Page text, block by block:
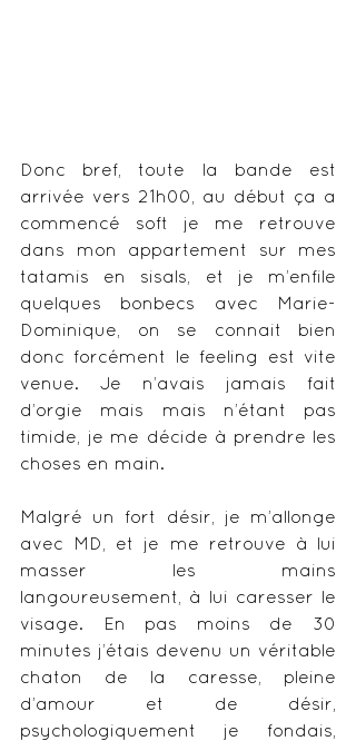
Donc bref, toute la bande est
arrivée vers 21h00, au début ça a
commencé soft je me retrouve
dans mon appartement sur mes
tatamis en sisals, et je m’enfile
quelques bonbecs avec Marie-
Dominique, on se connait bien
donc forcément le feeling est vite
venue. Je n’avais jamais fait
d’orgie mais mais n’étant pas
timide, je me décide à prendre les
choses en main.
Malgré un fort désir, je m’allonge
avec MD, et je me retrouve à lui
masser les mains
langoureusement, à lui caresser le
visage. En pas moins de 30
minutes j’étais devenu un véritable
chaton de la caresse, pleine
d’amour et de désir,
psychologiquement je fondais,